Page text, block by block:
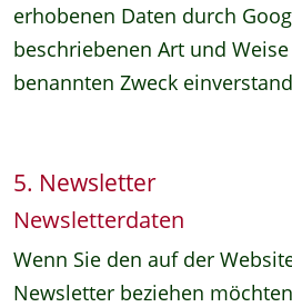
erhobenen Daten durch
beschriebenen Art und
benannten Zweck
5. Newsletter
Newsletterdaten
Wenn Sie den auf der
Newsletter beziehen